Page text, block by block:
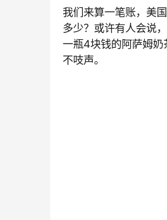
我们来算一笔账，美
多少？或许有人会说
一瓶4块钱的阿萨姆奶
不吱声。